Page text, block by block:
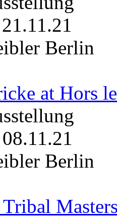
21.11.21
Berlin
at Hors
08.11.21
Berlin